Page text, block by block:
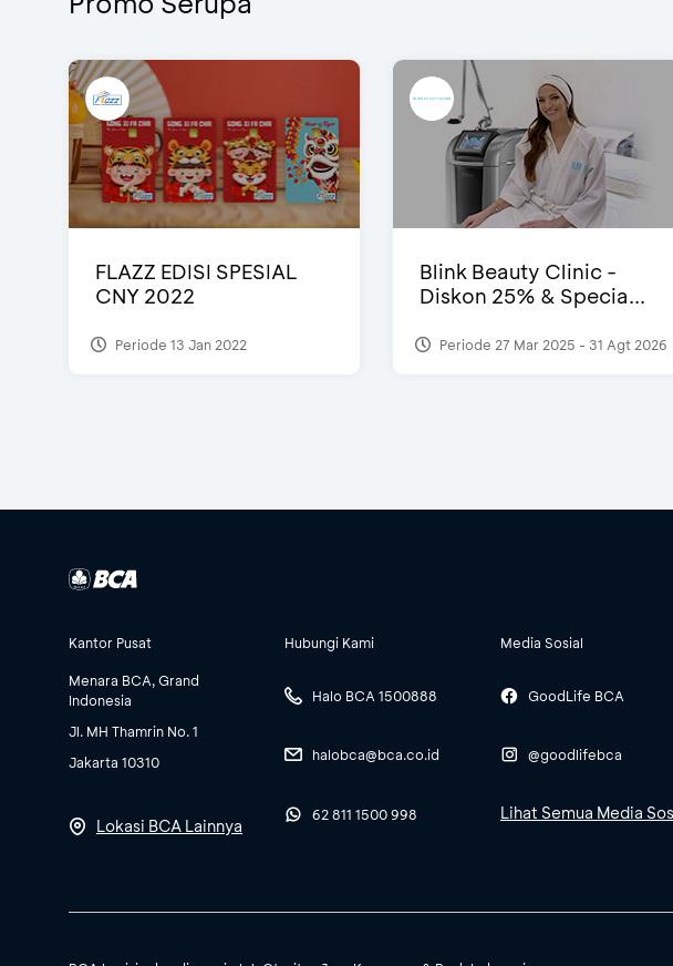
FLAZZ EDISI SPESIAL
CNY 2022
Periode 13 Jan 2022
Blink Beauty Clinic -
Diskon 25% & Specia...
Periode 27 Mar 2025 - 31 Agt 2026
Kantor Pusat
Menara BCA, Grand
Indonesia
Jl. MH Thamrin No. 1
Jakarta 10310
Lokasi BCA Lainnya
Hubungi Kami
Halo BCA 1500888
halobca@bca.co.id
62 811 1500 998
Media Sosial
GoodLife BCA
@goodlifebca
Lihat Semua Media